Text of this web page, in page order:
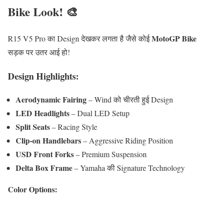
Bike Look! 🎨
R15 V5 Pro का Design देखकर लगता है जैसे कोईMotoGP Bike
सड़क पर उतर आई हो!
Design Highlights:
Aerodynamic Fairing– Wind को चीरती हुई Design
LED Headlights– Dual LED Setup
Split Seats– Racing Style
Clip-on Handlebars– Aggressive Riding Position
USD Front Forks– Premium Suspension
Delta Box Frame– Yamaha की Signature Technology
Color Options: